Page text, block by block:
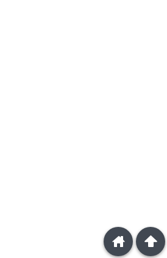
arrowup
home